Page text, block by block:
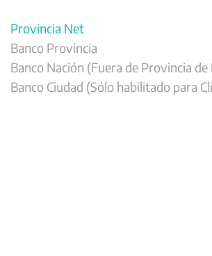
Provincia Net
Banco Provincia
Banco Nación (Fuera de Provincia de
Banco Ciudad (Sólo habilitado para